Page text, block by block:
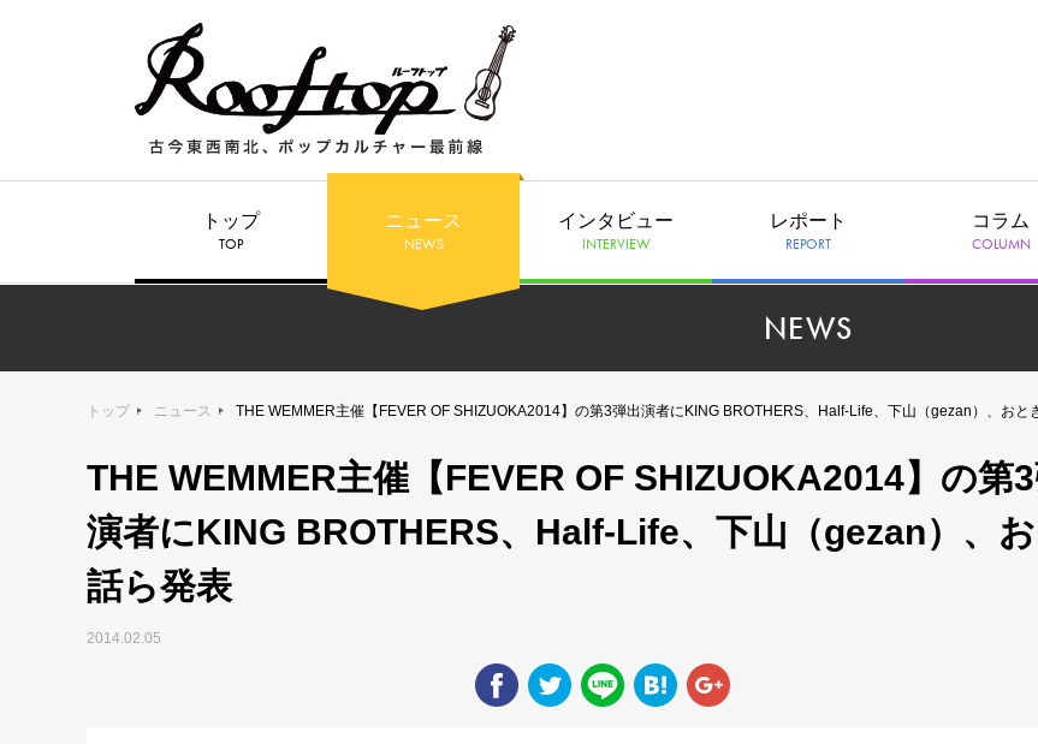
トップ
TOP
ニュース
NEWS
インタビュー
INTERVIEW
レポート
REPORT
コラム
COLUMN
NEWS
トップ ニュース THE WEMMER主催【FEVER OF SHIZUOKA2014】の第3弾出演者にKING BROTHERS、Half-Life、下山（gezan）、おと
THE WEMMER主催【FEVER OF SHIZUOKA2014】の第
演者にKING BROTHERS、Half-Life、下山（gezan）、
話ら発表
2014.02.05